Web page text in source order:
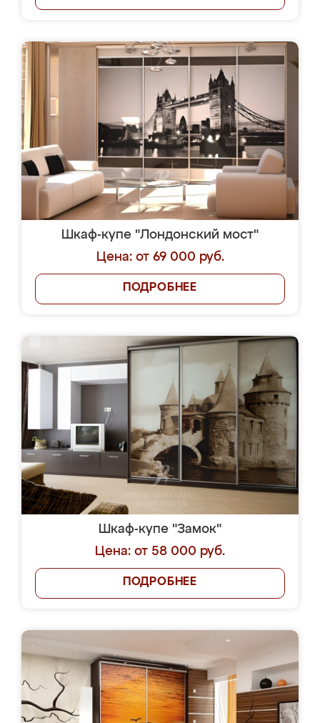
Шкаф-купе "Лондонский мост"
Цена: от 69 000 руб.
ПОДРОБНЕЕ
Шкаф-купе "Замок"
Цена: от 58 000 руб.
ПОДРОБНЕЕ